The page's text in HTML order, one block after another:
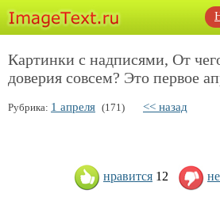
Картинки с надписями, От
доверия совсем? Это первое
Рубрика: 1 апреля (171) << назад
нравится 12